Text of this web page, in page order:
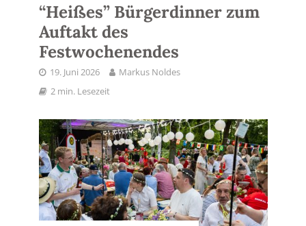
“Heißes” Bürgerdinner zum
Auftakt des
Festwochenendes
19. Juni 2026
Markus Noldes
2 min. Lesezeit